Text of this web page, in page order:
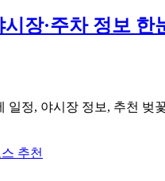
장·주차 정보 한
정, 야시장 정보, 추천